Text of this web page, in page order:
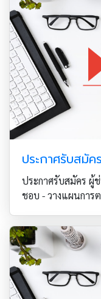
ประกาศรับสมั
ประกาศรับสมัคร ผู้
ชอบ - วางแผนกา